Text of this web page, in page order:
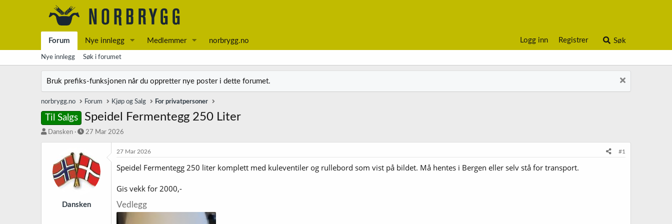
Forum Nye innlegg Medlemmer norbrygg.no Logg inn Registrer Søk
Nye innlegg Søk i forumet
Bruk prefiks-funksjonen når du oppretter nye poster i dette forumet.
norbrygg.no Forum Kjøp og Salg For privatpersoner
Til Salgs Speidel Fermentegg 250 Liter
T
Dansken
S
r
t
d
a
o
27 Mar 2026
Dansken
27 Mar 2026 #1
Speidel Fermentegg 250 liter komplett med kuleventiler og rullebord som vist på bildet. Må hentes i Bergen eller selv stå for transport.
Gis vekk for 2000,-
Vedlegg